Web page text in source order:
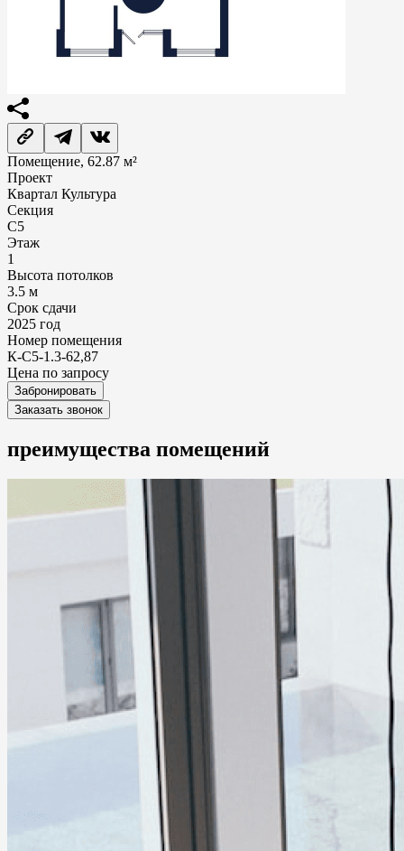
Помещение, 62.87 м²
Проект
Квартал Культура
Секция
С5
Этаж
1
Высота потолков
3.5 м
Срок сдачи
2025 год
Номер помещения
К-С5-1.3-62,87
Цена по запросу
Забронировать
Заказать звонок
преимущества помещений